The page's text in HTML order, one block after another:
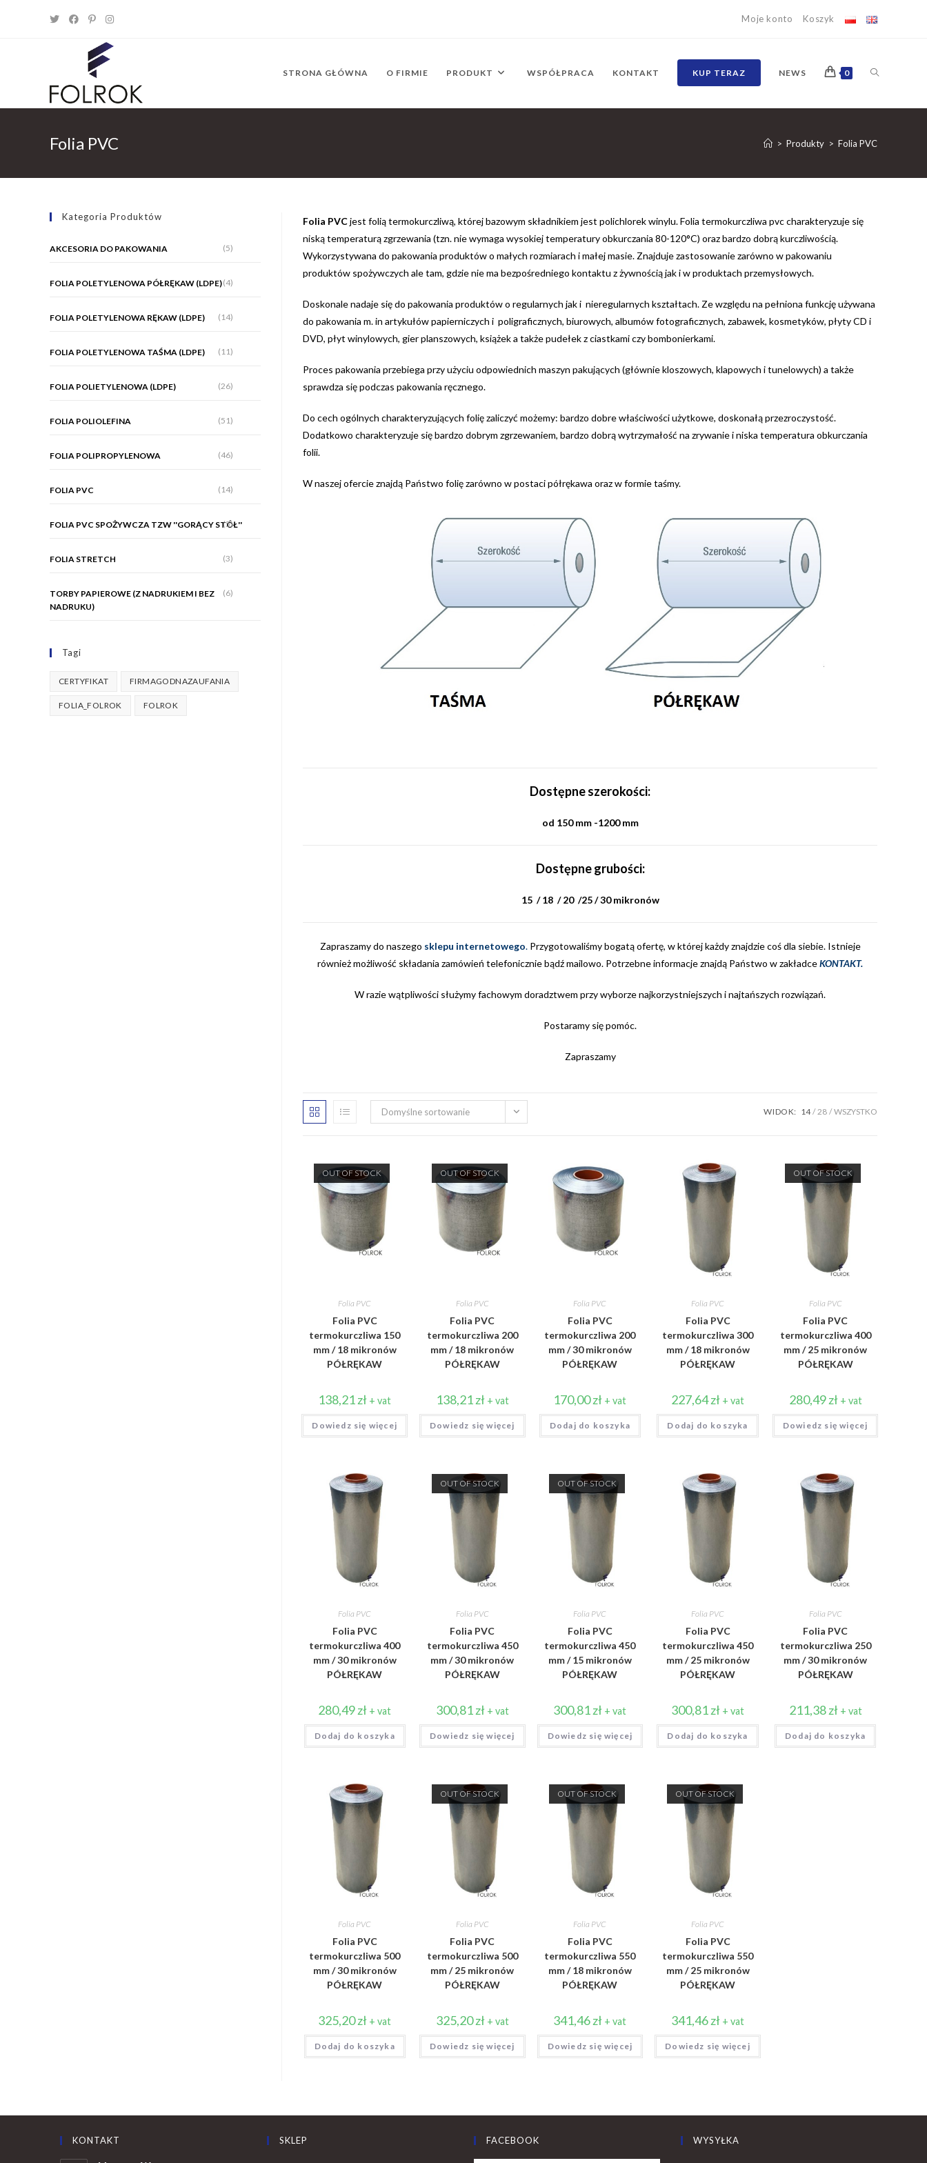
Moje konto Koszyk
STRONA GŁÓWNA O FIRMIE PRODUKT WSPÓŁPRACA KONTAKT KUP TERAZ NEWS 0 TOGGLE
WEBSITE
Folia PVC > Produkty > Folia PVC
Folia PVCjest folią termokurczliwą, której bazowym składnikiem jest polichlorek winylu. Folia termokurczliwa pvc charakteryzuje się
niską temperaturą zgrzewania (tzn. nie wymaga wysokiej temperatury obkurczania 80-120°C) oraz bardzo dobrą kurczliwością.
Wykorzystywana do pakowania produktów o małych rozmiarach i małej masie. Znajduje zastosowanie zarówno w pakowaniu
produktów spożywczych ale tam, gdzie nie ma bezpośredniego kontaktu z żywnością jak i w produktach przemysłowych.
Doskonale nadaje się do pakowania produktów o regularnych jak i nieregularnych kształtach. Ze względu na pełniona funkcję używana
do pakowania m. in artykułów papierniczych i poligraficznych, biurowych, albumów fotograficznych, zabawek, kosmetyków, płyty CD i
DVD, płyt winylowych, gier planszowych, książek a także pudełek z ciastkami czy bombonierkami.
Proces pakowania przebiega przy użyciu odpowiednich maszyn pakujących (głównie kloszowych, klapowych i tunelowych) a także
sprawdza się podczas pakowania ręcznego.
Do cech ogólnych charakteryzujących folię zaliczyć możemy: bardzo dobre właściwości użytkowe, doskonałą przezroczystość.
Dodatkowo charakteryzuje się bardzo dobrym zgrzewaniem, bardzo dobrą wytrzymałość na zrywanie iniska temperatura obkurczania
folii.
W naszej ofercie znajdą Państwo folię zarówno w postaci półrękawa oraz w formie taśmy.
Dostępne szerokości:
od 150 mm -1200 mm
Dostępne grubości:
15 / 18 / 20 /25 / 30 mikronów
Zapraszamy do naszego sklepu internetowego.Przygotowaliśmy bogatą ofertę, w której każdy znajdzie coś dla siebie. Istnieje
również możliwość składania zamówień telefonicznie bądź mailowo. Potrzebne informacje znajdą Państwo w zakładceKONTAKT.
W razie wątpliwości służymy fachowym doradztwem przy wyborze najkorzystniejszych i najtańszych rozwiązań.
Postaramy się pomóc.
Zapraszamy
Domyślne sortowanie WIDOK: 14 28 WSZYSTKO
OUT OF STOCK
Folia PVC
Folia PVC
termokurczliwa 150
mm / 18 mikronów
PÓŁRĘKAW
138,21zł + vat
Dowiedz się więcej
OUT OF STOCK
Folia PVC
Folia PVC
termokurczliwa 200
mm / 18 mikronów
PÓŁRĘKAW
138,21zł + vat
Dowiedz się więcej
Folia PVC
Folia PVC
termokurczliwa 200
mm / 30 mikronów
PÓŁRĘKAW
170,00zł + vat
Dodaj do koszyka
Folia PVC
Folia PVC
termokurczliwa 300
mm / 18 mikronów
PÓŁRĘKAW
227,64zł + vat
Dodaj do koszyka
OUT OF STOCK
Folia PVC
Folia PVC
termokurczliwa 400
mm / 25 mikronów
PÓŁRĘKAW
280,49zł + vat
Dowiedz się więcej
Folia PVC
Folia PVC
termokurczliwa 400
mm / 30 mikronów
PÓŁRĘKAW
280,49zł + vat
Dodaj do koszyka
OUT OF STOCK
Folia PVC
Folia PVC
termokurczliwa 450
mm / 30 mikronów
PÓŁRĘKAW
300,81zł + vat
Dowiedz się więcej
OUT OF STOCK
Folia PVC
Folia PVC
termokurczliwa 450
mm / 15 mikronów
PÓŁRĘKAW
300,81zł + vat
Dowiedz się więcej
Folia PVC
Folia PVC
termokurczliwa 450
mm / 25 mikronów
PÓŁRĘKAW
300,81zł + vat
Dodaj do koszyka
Folia PVC
Folia PVC
termokurczliwa 250
mm / 30 mikronów
PÓŁRĘKAW
211,38zł + vat
Dodaj do koszyka
Folia PVC
Folia PVC
termokurczliwa 500
mm / 30 mikronów
PÓŁRĘKAW
325,20zł + vat
Dodaj do koszyka
OUT OF STOCK
Folia PVC
Folia PVC
termokurczliwa 500
mm / 25 mikronów
PÓŁRĘKAW
325,20zł + vat
Dowiedz się więcej
OUT OF STOCK
Folia PVC
Folia PVC
termokurczliwa 550
mm / 18 mikronów
PÓŁRĘKAW
341,46zł + vat
Dowiedz się więcej
OUT OF STOCK
Folia PVC
Folia PVC
termokurczliwa 550
mm / 25 mikronów
PÓŁRĘKAW
341,46zł + vat
Dowiedz się więcej
Kategoria Produktów
AKCESORIA DO PAKOWANIA (5)
FOLIA POLETYLENOWA PÓŁRĘKAW (LDPE)(4)
FOLIA POLETYLENOWA RĘKAW (LDPE) (14)
FOLIA POLETYLENOWA TAŚMA (LDPE) (11)
FOLIA POLIETYLENOWA (LDPE) (26)
FOLIA POLIOLEFINA (51)
FOLIA POLIPROPYLENOWA (46)
FOLIA PVC (14)
FOLIA PVC SPOŻYWCZA TZW ''GORĄCY STÓŁ''
(5)
FOLIA STRETCH (3)
TORBY PAPIEROWE (Z NADRUKIEM I BEZ
NADRUKU)
(6)
Tagi
CERTYFIKAT FIRMAGODNAZAUFANIA
FOLIA_FOLROK FOLROK
KONTAKT SKLEP FACEBOOK WYSYŁKA